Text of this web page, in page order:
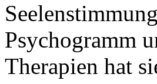
Psychogramm
Therapien hat